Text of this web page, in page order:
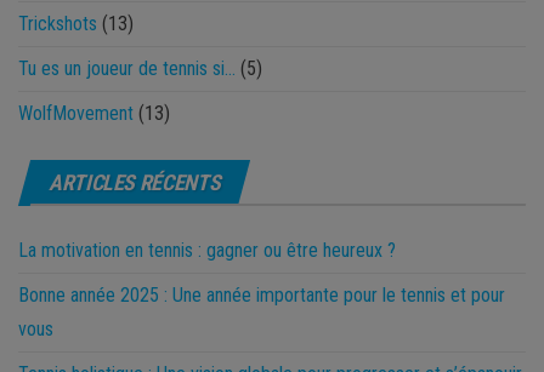
Trickshots (13)
Tu es un joueur de tennis si… (5)
WolfMovement (13)
ARTICLES RÉCENTS
La motivation en tennis : gagner ou être heureux ?
Bonne année 2025 : Une année importante pour le tennis et pour
vous